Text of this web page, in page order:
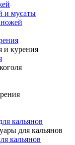
и мусаты
и курения
кальянов
для кальянов
кальянов